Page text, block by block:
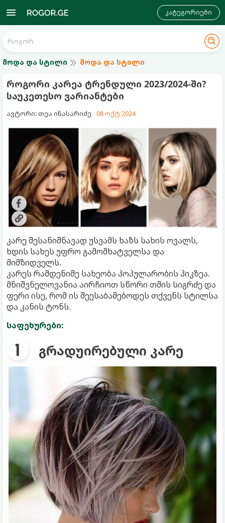
კატეგორიები
მოდა და სტილი მოდა და სტილი
როგორი კარეა ტრენდული 2023/2024-ში?
საუკეთესო ვარიანტები
ავტორი: თეა ინასარიძე 08 ოქტ 2024
კარე შესანიშნავად უსვამს ხაზს სახის ოვალს,
ხდის სახეს უფრო გამომხატველსა და
მიმზიდველს.
კარეს რამდენიმე სახეობა პოპულარობის პიკზეა.
მნიშვნელოვანია აირჩიოთ სწორი თმის სიგრძე და
ფერი ისე, რომ ის შეესაბამებოდეს თქვენს სტილსა
და კანის ტონს.
საფეხურები:
გრადუირებული კარე